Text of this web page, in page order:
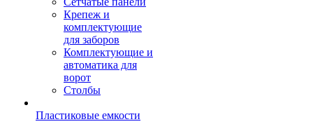
Крепеж и
комплектующие
для заборов
Комплектующие и
автоматика для
ворот
Столбы
Пластиковые емкости